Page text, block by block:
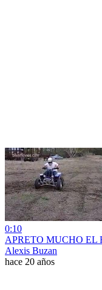
0:10
APRETO MUCHO EL
Alexis Buzan
hace 20 años